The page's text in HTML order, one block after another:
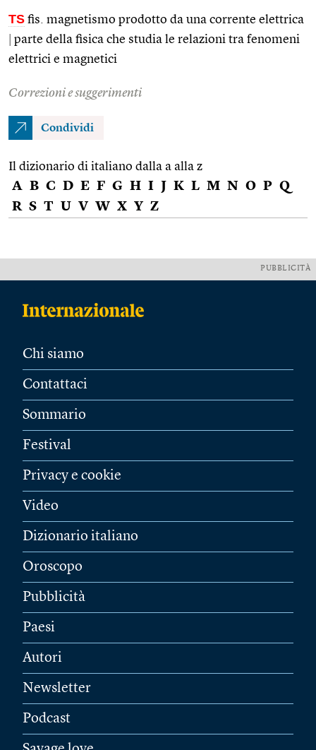
TS fis. magnetismo prodotto da una corrente elettrica
parte della fisica che studia le relazioni tra fenomeni
elettrici e magnetici
Correzioni e suggerimenti
Condividi
Il dizionario di italiano dalla a alla z
A B C D E F G H I J K L M N O P Q
R S T U V W X Y Z
PUBBLICITÀ
Chi siamo
Contattaci
Sommario
Festival
Privacy e cookie
Video
Dizionario italiano
Oroscopo
Pubblicità
Paesi
Autori
Newsletter
Podcast